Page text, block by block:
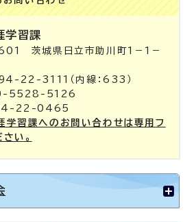
学習課
茨城県日立市助川町1－1－
22-3111（内線：633）
5528-5126
22-0465
学習課へのお問い合わせは専用フ
い。